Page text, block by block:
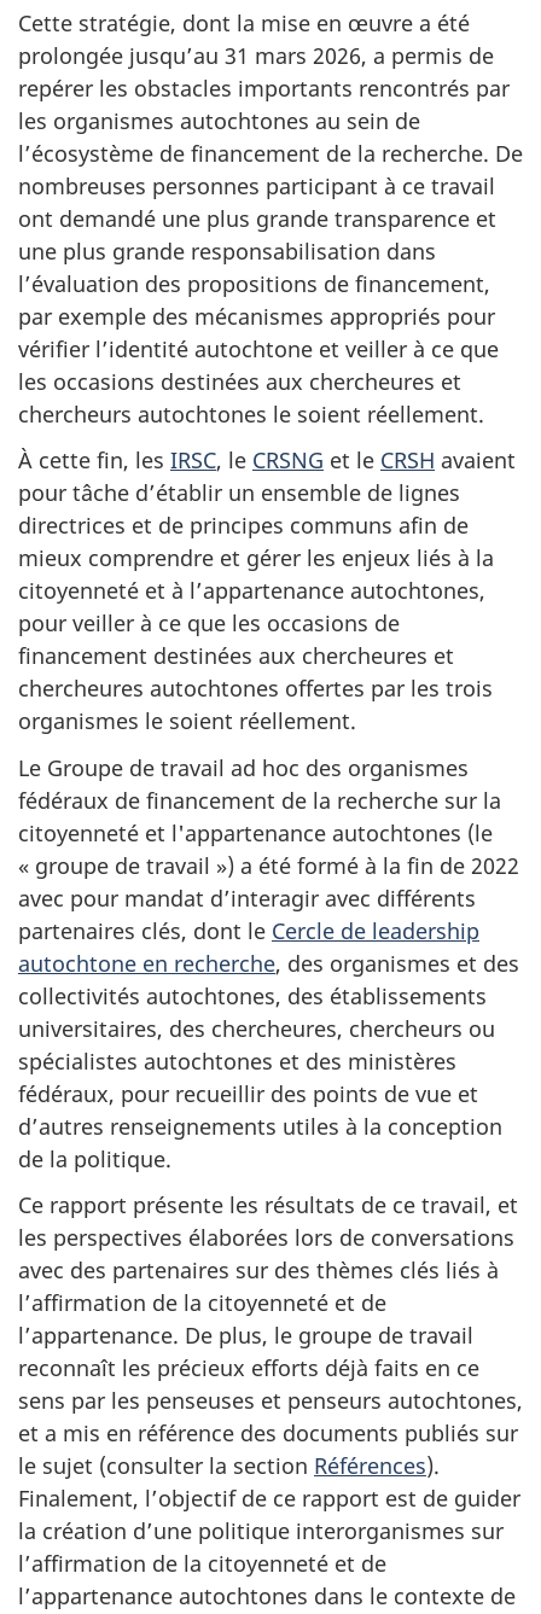
Cette stratégie, dont la mise en œuvre a été
prolongée jusqu’au 31 mars 2026, a permis de
repérer les obstacles importants rencontrés par
les organismes autochtones au sein de
l’écosystème de financement de la recherche. De
nombreuses personnes participant à ce travail
ont demandé une plus grande transparence et
une plus grande responsabilisation dans
l’évaluation des propositions de financement,
par exemple des mécanismes appropriés pour
vérifier l’identité autochtone et veiller à ce que
les occasions destinées aux chercheures et
chercheurs autochtones le soient réellement.
À cette fin, les IRSC, le CRSNG et le CRSH avaient
pour tâche d’établir un ensemble de lignes
directrices et de principes communs afin de
mieux comprendre et gérer les enjeux liés à la
citoyenneté et à l’appartenance autochtones,
pour veiller à ce que les occasions de
financement destinées aux chercheures et
chercheures autochtones offertes par les trois
organismes le soient réellement.
​Le Groupe de travail ad hoc des organismes
fédéraux de financement de la recherche sur la
citoyenneté et l'appartenance autochtones (le
« groupe de travail ») a été formé à la fin de 2022
avec pour mandat d’interagir avec différents
partenaires clés, dont le Cercle de leadership
autochtone en recherche, des organismes et des
collectivités autochtones, des établissements
universitaires, des chercheures, chercheurs ou
spécialistes autochtones et des ministères
fédéraux, pour recueillir des points de vue et
d’autres renseignements utiles à la conception
de la politique.
Ce rapport présente les résultats de ce travail, et
les perspectives élaborées lors de conversations
avec des partenaires sur des thèmes clés liés à
l’affirmation de la citoyenneté et de
l’appartenance. De plus, le groupe de travail
reconnaît les précieux efforts déjà faits en ce
sens par les penseuses et penseurs autochtones,
et a mis en référence des documents publiés sur
le sujet (consulter la section Références).
Finalement, l’objectif de ce rapport est de guider
la création d’une politique interorganismes sur
l’affirmation de la citoyenneté et de
l’appartenance autochtones dans le contexte de